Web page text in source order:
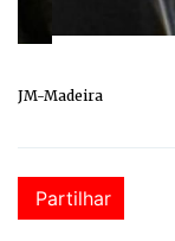
JM-Madeira
Partilhar